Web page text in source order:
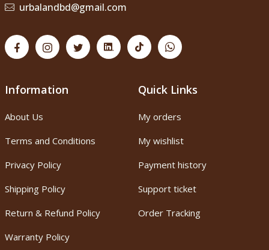
urbalandbd@gmail.com
Information
About Us
Terms and Conditions
Privacy Policy
Shipping Policy
Return & Refund Policy
Warranty Policy
Quick Links
My orders
My wishlist
Payment history
Support ticket
Order Tracking